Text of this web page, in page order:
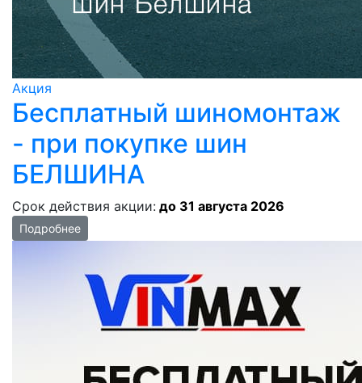
Акция
Бесплатный шиномонтаж
- при покупке шин
БЕЛШИНА
Срок действия акции: до 31 августа 2026
Подробнее